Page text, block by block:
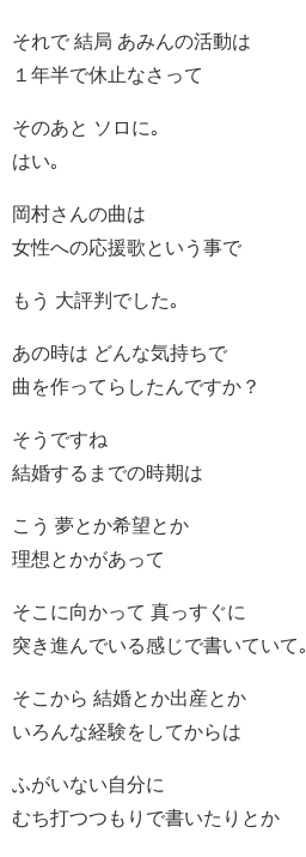
それで 結局 あみんの活動は
１年半で休止なさって
そのあと ソロに｡
はい｡
岡村さんの曲は
女性への応援歌という事で
もう 大評判でした｡
あの時は どんな気持ちで
曲を作ってらしたんですか？
そうですね
結婚するまでの時期は
こう 夢とか希望とか
理想とかがあって
そこに向かって 真っすぐに
突き進んでいる感じで書いていて｡
そこから 結婚とか出産とか
いろんな経験をしてからは
ふがいない自分に
むち打つつもりで書いたりとか